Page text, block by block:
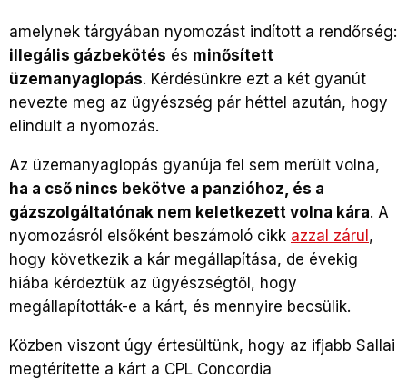
amelynek tárgyában nyomozást indított a rendőrség:
illegális gázbekötés és minősített
üzemanyaglopás. Kérdésünkre ezt a két gyanút
nevezte meg az ügyészség pár héttel azután, hogy
elindult a nyomozás.
Az üzemanyaglopás gyanúja fel sem merült volna,
ha a cső nincs bekötve a panzióhoz, és a
gázszolgáltatónak nem keletkezett volna kára. A
nyomozásról elsőként beszámoló cikk azzal zárul,
hogy következik a kár megállapítása, de évekig
hiába kérdeztük az ügyészségtől, hogy
megállapították-e a kárt, és mennyire becsülik.
Közben viszont úgy értesültünk, hogy az ifjabb Sallai
megtérítette a kárt a CPL Concordia